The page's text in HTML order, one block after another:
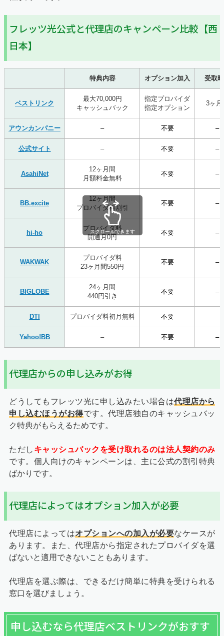
フレッツ光公式と代理店のキャンペーン比較【西
日本】
特典内容 オプション加入 受取
ベストリンク
最大70,000円
キャッシュバック
指定プロバイダ
指定オプション
3ヶ月
アウンカンパニー – 不要 –
公式サイト – 不要 –
AsahiNet
12ヶ月間
月額料金無料
不要 –
BB.excite
12ヶ月間
プロバイダ料割引
不要 –
hi-ho
プロバイダ料
開通月0円
不要 –
WAKWAK
プロバイダ料
23ヶ月間550円
不要 –
BIGLOBE
24ヶ月間
440円引き
不要 –
DTI プロバイダ料初月無料 不要 –
Yahoo!BB – 不要 –
スクロールできます
代理店からの申し込みがお得
どうしてもフレッツ光に申し込みたい場合は代理店から
申し込むほうがお得です。代理店独自のキャッシュバッ
ク特典がもらえるためです。
ただし キャッシュバックを受け取れるのは法人契約のみ
です。個人向けのキャンペーンは、主に公式の割引特典
ばかりです。
代理店によってはオプション加入が必要
代理店によってはオプションへの加入が必要なケースが
あります。また、代理店から指定されたプロバイダを選
ばないと適用できないこともあります。
代理店を選ぶ際は、できるだけ簡単に特典を受けられる
窓口を選びましょう。
申し込むなら代理店ベストリンクがおすす